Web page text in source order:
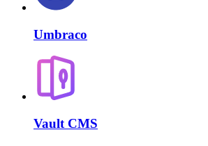
Umbraco
Vault CMS